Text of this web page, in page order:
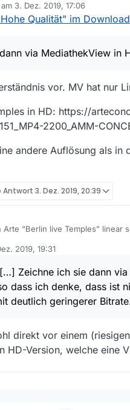
und Klötzchen auf, so dass
mit deutlich geringerer
3. Dez. 2019, 17:06
von
Qualität" im
via MediathekView in
vor. MV hat nur
in HD: https://
2200_AMM-
andere Auflösung als in
Antwort 3. Dez. 2019, 20:39
Arte “Berlin live Temples”
und Klötzchen auf, so dass
mich freundlich an MV
2019, 19:31
Zeichne ich sie dann
dass ich denke, dass ist
deutlich geringerer
direkt vor einem
HD-Version, welche eine